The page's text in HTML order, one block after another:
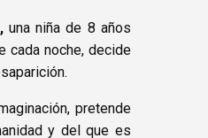
, una niña de 8 años
cada noche, decide
pretende
y del que es